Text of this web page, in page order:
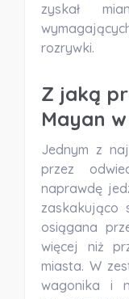
zyskał
rozrywki.
Z jaką
Mayan
Jednym z
przez
naprawdę
zaskakująco
osiągana
więcej niż
miasta. W
wagonika i